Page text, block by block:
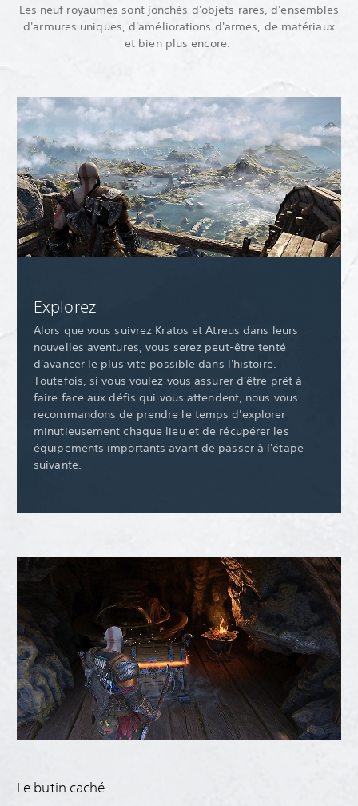
Les neuf royaumes sont jonchés d'objets rares, d'ensembles
d'armures uniques, d'améliorations d'armes, de matériaux
et bien plus encore.
Explorez
Alors que vous suivrez Kratos et Atreus dans leurs
nouvelles aventures, vous serez peut-être tenté
d'avancer le plus vite possible dans l'histoire.
Toutefois, si vous voulez vous assurer d'être prêt à
faire face aux défis qui vous attendent, nous vous
recommandons de prendre le temps d'explorer
minutieusement chaque lieu et de récupérer les
équipements importants avant de passer à l'étape
suivante.
Le butin caché